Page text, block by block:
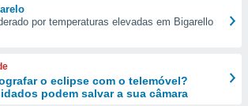
por temperaturas elevadas em Bigarello
o eclipse com o telemóvel?
podem salvar a sua câmara